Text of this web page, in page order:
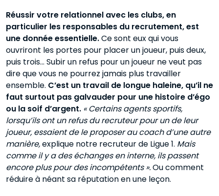
Réussir votre relationnel avec les clubs, en
particulier les responsables du recrutement, est
une donnée essentielle.Ce sont eux qui vous
ouvriront les portes pour placer un joueur, puis deux,
puis trois… Subir un refus pour un joueur ne veut pas
dire que vous ne pourrez jamais plus travailler
ensemble. C’est un travail de longue haleine, qu’il ne
faut surtout pas galvauder pour une histoire d’égo
ou la soif d’argent. « Certains agents sportifs,
lorsqu’ils ont un refus du recruteur pour un de leur
joueur, essaient de le proposer au coach d’une autre
manière,explique notre recruteur de Ligue 1. Mais
comme il y a des échanges en interne, ils passent
encore plus pour des incompétents ».Ou comment
réduire à néant sa réputation en une leçon.